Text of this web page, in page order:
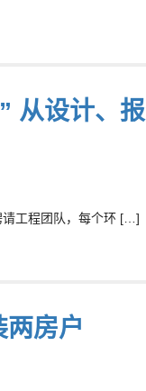
从设计、
请工程团队，每个环 […]
房户